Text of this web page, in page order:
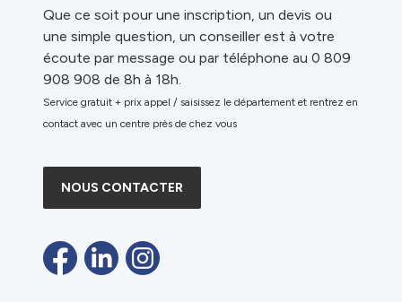
Que ce soit pour une inscription, un devis ou
une simple question, un conseiller est à votre
écoute par message ou par téléphone au 0 809
908 908 de 8h à 18h.
Service gratuit + prix appel / saisissez le département et rentrez en
contact avec un centre près de chez vous
NOUS CONTACTER